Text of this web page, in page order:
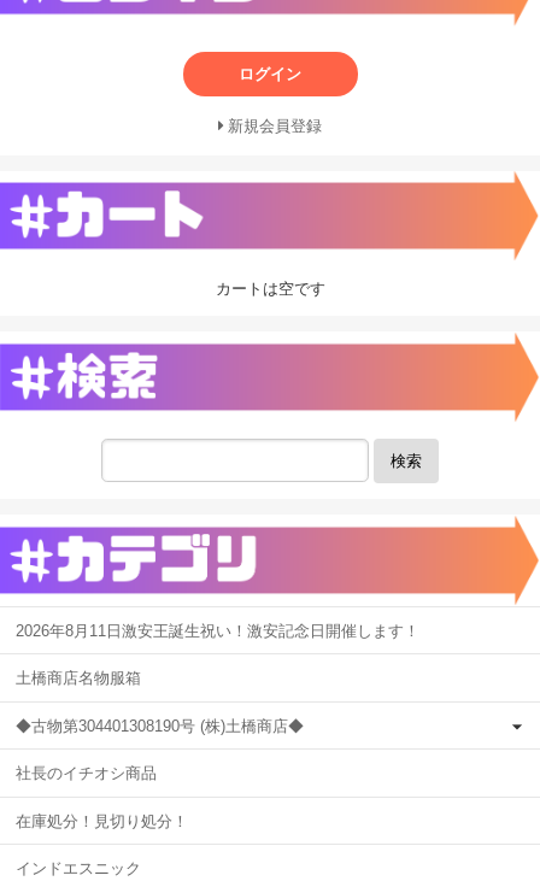
ログイン
新規会員登録
カートは空です
検索
2026年8月11日激安王誕生祝い！激安記念日開催します！
土橋商店名物服箱
◆古物第304401308190号 (株)土橋商店◆
社長のイチオシ商品
在庫処分！見切り処分！
インドエスニック